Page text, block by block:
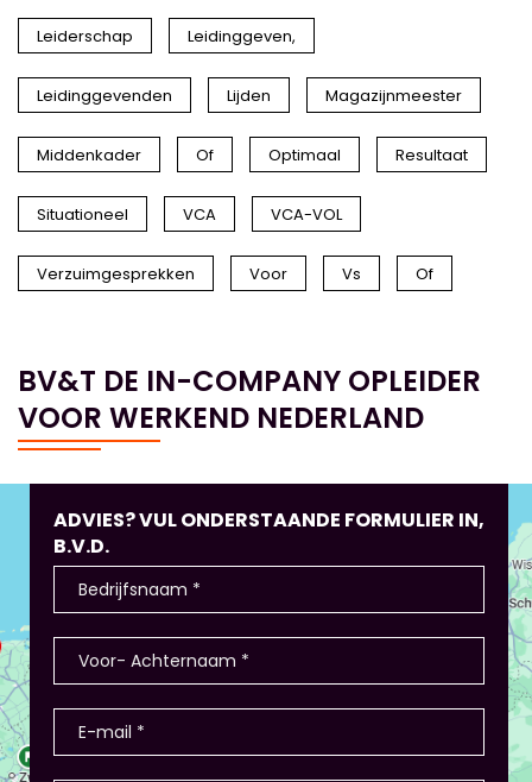
Leiderschap Leidinggeven,
Leidinggevenden Lijden Magazijnmeester
Middenkader Of Optimaal Resultaat
Situationeel VCA VCA-VOL
Verzuimgesprekken Voor Vs Of
BV&T DE IN-COMPANY OPLEIDER
VOOR WERKEND NEDERLAND
ADVIES? VUL ONDERSTAANDE FORMULIER IN,
B.V.D.